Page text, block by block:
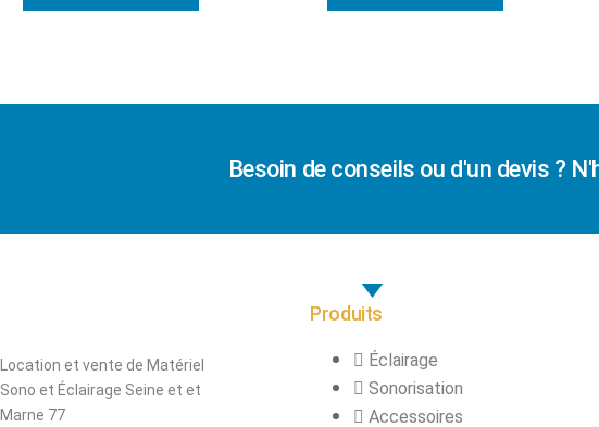
Besoin de conseils ou d'un devis ?
Location et vente de Matériel
Sono et Éclairage Seine et et
Marne 77
Produits
Éclairage
Sonorisation
Accessoires